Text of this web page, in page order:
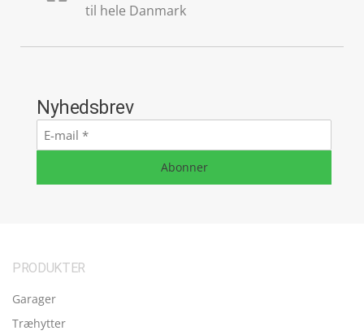
til hele Danmark
Nyhedsbrev
E-
mail*
Abonner
PRODUKTER
Garager
Træhytter